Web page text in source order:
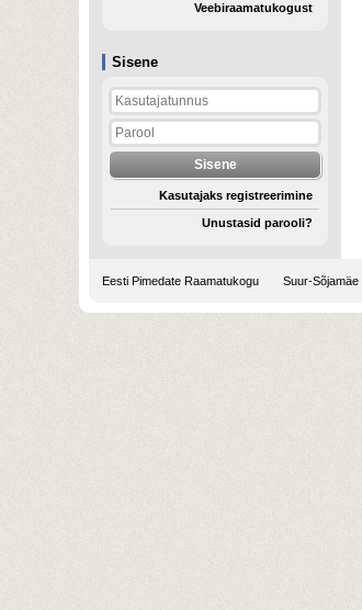
Sisene
Kasutajaks registreerimine
Unustasid parooli?
Veebiraamatukogust
Eesti Pimedate Raamatukogu Suur-Sõjamäe